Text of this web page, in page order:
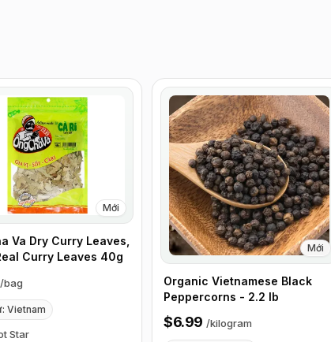
Mới
Va Dry Curry Leaves,
Curry Leaves 40g
/bag
Vietnam
Star
Mới
Organic Vietnamese Black
Peppercorns - 2.2 lb
$6.99 /kilogram